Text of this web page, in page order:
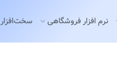
نرم افزار فروشگاهی سخت‌افزار